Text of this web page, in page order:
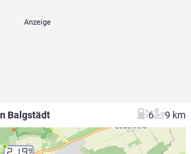
Balgstädt 6 9 km
2.199